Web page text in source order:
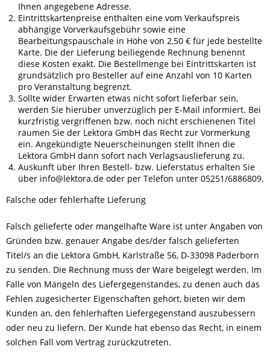
Ihnen angegebene Adresse.
Eintrittskartenpreise enthalten eine vom Verkaufspreis
abhängige Vorverkaufsgebühr sowie eine
Bearbeitungspauschale in Höhe von 2,50 € für jede bestellte
Karte. Die der Lieferung beiliegende Rechnung benennt
diese Kosten exakt. Die Bestellmenge bei Eintrittskarten ist
grundsätzlich pro Besteller auf eine Anzahl von 10 Karten
pro Veranstaltung begrenzt.
Sollte wider Erwarten etwas nicht sofort lieferbar sein,
werden Sie hierüber unverzüglich per E-Mail informiert. Bei
kurzfristig vergriffenen bzw. noch nicht erschienenen Titel
räumen Sie der Lektora GmbH das Recht zur Vormerkung
ein. Angekündigte Neuerscheinungen stellt Ihnen die
Lektora GmbH dann sofort nach Verlagsauslieferung zu.
Auskunft über Ihren Bestell- bzw. Lieferstatus erhalten Sie
über info@lektora.de oder per Telefon unter 05251/6886809.
Falsche oder fehlerhafte Lieferung
Falsch gelieferte oder mangelhafte Ware ist unter Angaben von
Gründen bzw. genauer Angabe des/der falsch gelieferten
Titel/s an die Lektora GmbH, Karlstraße 56, D-33098 Paderborn
zu senden. Die Rechnung muss der Ware beigelegt werden. Im
Falle von Mängeln des Liefergegenstandes, zu denen auch das
Fehlen zugesicherter Eigenschaften gehört, bieten wir dem
Kunden an, den fehlerhaften Liefergegenstand auszubessern
oder neu zu liefern. Der Kunde hat ebenso das Recht, in einem
solchen Fall vom Vertrag zurückzutreten.